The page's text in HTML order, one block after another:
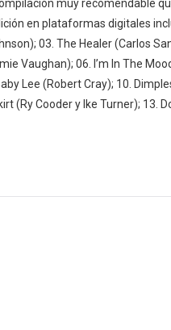
muy recomendable
en plataformas digitales
03. The Healer (Carlos
Vaughan); 06. I’m In The
Lee (Robert Cray); 10.
(Ry Cooder y Ike Turner); 13.